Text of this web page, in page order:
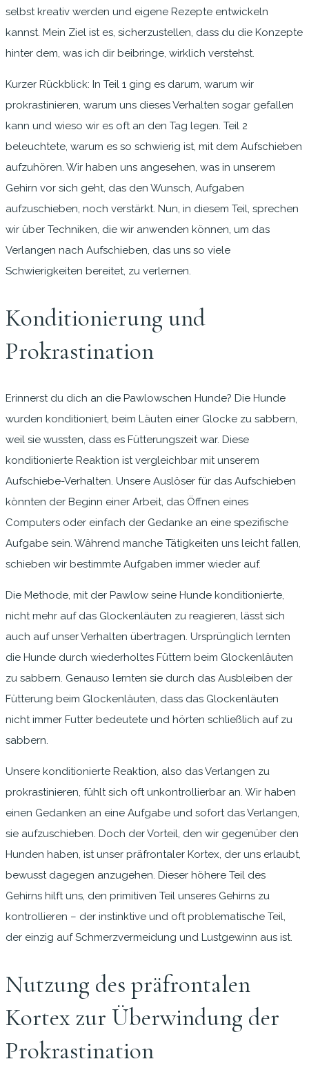
selbst kreativ werden und eigene Rezepte entwickeln
kannst. Mein Ziel ist es, sicherzustellen, dass du die Konzepte
hinter dem, was ich dir beibringe, wirklich verstehst.
Kurzer Rückblick: In Teil 1 ging es darum, warum wir
prokrastinieren, warum uns dieses Verhalten sogar gefallen
kann und wieso wir es oft an den Tag legen. Teil 2
beleuchtete, warum es so schwierig ist, mit dem Aufschieben
aufzuhören. Wir haben uns angesehen, was in unserem
Gehirn vor sich geht, das den Wunsch, Aufgaben
aufzuschieben, noch verstärkt. Nun, in diesem Teil, sprechen
wir über Techniken, die wir anwenden können, um das
Verlangen nach Aufschieben, das uns so viele
Schwierigkeiten bereitet, zu verlernen.
Konditionierung und
Prokrastination
Erinnerst du dich an die Pawlowschen Hunde? Die Hunde
wurden konditioniert, beim Läuten einer Glocke zu sabbern,
weil sie wussten, dass es Fütterungszeit war. Diese
konditionierte Reaktion ist vergleichbar mit unserem
Aufschiebe-Verhalten. Unsere Auslöser für das Aufschieben
könnten der Beginn einer Arbeit, das Öffnen eines
Computers oder einfach der Gedanke an eine spezifische
Aufgabe sein. Während manche Tätigkeiten uns leicht fallen,
schieben wir bestimmte Aufgaben immer wieder auf.
Die Methode, mit der Pawlow seine Hunde konditionierte,
nicht mehr auf das Glockenläuten zu reagieren, lässt sich
auch auf unser Verhalten übertragen. Ursprünglich lernten
die Hunde durch wiederholtes Füttern beim Glockenläuten
zu sabbern. Genauso lernten sie durch das Ausbleiben der
Fütterung beim Glockenläuten, dass das Glockenläuten
nicht immer Futter bedeutete und hörten schließlich auf zu
sabbern.
Unsere konditionierte Reaktion, also das Verlangen zu
prokrastinieren, fühlt sich oft unkontrollierbar an. Wir haben
einen Gedanken an eine Aufgabe und sofort das Verlangen,
sie aufzuschieben. Doch der Vorteil, den wir gegenüber den
Hunden haben, ist unser präfrontaler Kortex, der uns erlaubt,
bewusst dagegen anzugehen. Dieser höhere Teil des
Gehirns hilft uns, den primitiven Teil unseres Gehirns zu
kontrollieren – der instinktive und oft problematische Teil,
der einzig auf Schmerzvermeidung und Lustgewinn aus ist.
Nutzung des präfrontalen
Kortex zur Überwindung der
Prokrastination